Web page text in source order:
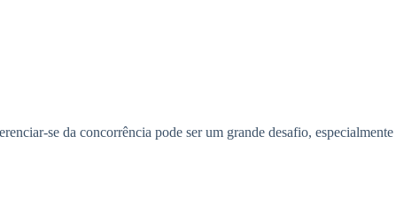
se da concorrência pode ser um grande desafio, especialmente